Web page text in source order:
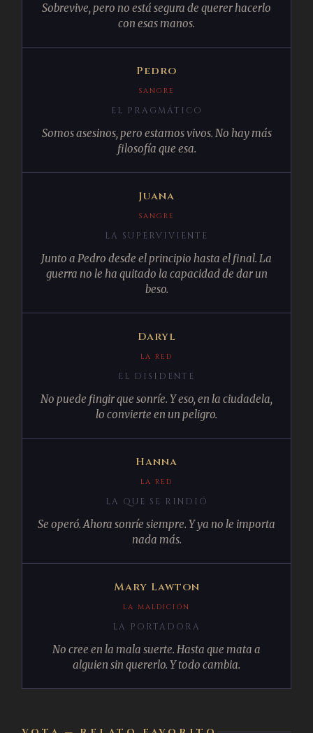
Sobrevive, pero no está segura de querer hacerlo
con esas manos.
Pedro
SANGRE
EL PRAGMÁTICO
Somos asesinos, pero estamos vivos. No hay más
filosofía que esa.
Juana
SANGRE
LA SUPERVIVIENTE
Junto a Pedro desde el principio hasta el final. La
guerra no le ha quitado la capacidad de dar un
beso.
Daryl
LA RED
EL DISIDENTE
No puede fingir que sonríe. Y eso, en la ciudadela,
lo convierte en un peligro.
Hanna
LA RED
LA QUE SE RINDIÓ
Se operó. Ahora sonríe siempre. Y ya no le importa
nada más.
Mary Lawton
LA MALDICIÓN
LA PORTADORA
No cree en la mala suerte. Hasta que mata a
alguien sin quererlo. Y todo cambia.